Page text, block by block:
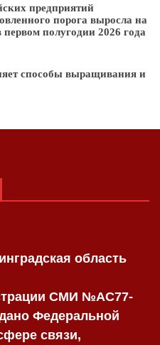
предприятий
порога выросла на
полугодии 2026 года
способы выращивания и
область
СМИ №AC77-
Федеральной
связи,